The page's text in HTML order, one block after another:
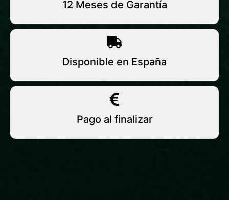
12 Meses de Garantía
Disponible en España
Pago al finalizar